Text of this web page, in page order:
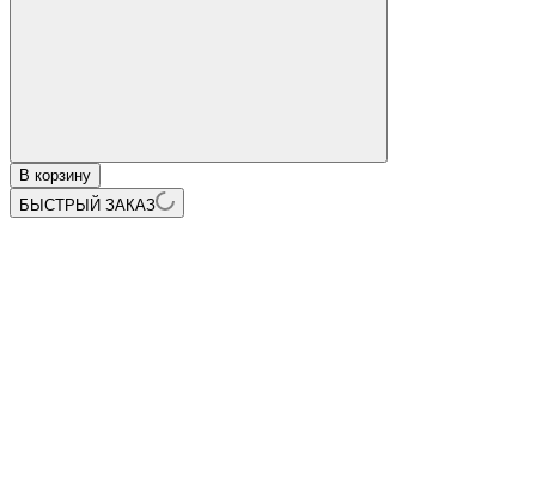
В корзину
БЫСТРЫЙ ЗАКАЗ